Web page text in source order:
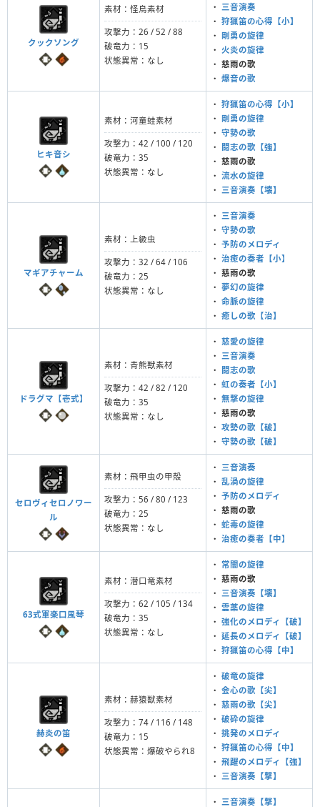
クックソング
素材：怪鳥素材
攻撃力：26 / 52 / 88
破竜力：15
状態異常：なし
・ 三音演奏
・ 狩猟笛の心得【小】
・ 剛勇の旋律
・ 火炎の旋律
・ 慈雨の歌
・ 爆音の歌
ヒキ音シ
素材：河童蛙素材
攻撃力：42 / 100 / 120
破竜力：35
状態異常：なし
・ 狩猟笛の心得【小】
・ 剛勇の旋律
・ 守勢の歌
・
闘志の歌【強】
・ 慈雨の歌
・ 流水の旋律
・ 三音演奏【壊】
マギアチャーム
素材：上級虫
攻撃力：32 / 64 / 106
破竜力：25
状態異常：なし
・ 三音演奏
・ 守勢の歌
・ 予防のメロディ
・ 治癒の奏者【小】
・ 慈雨の歌
・ 夢幻の旋律
・ 命脈の旋律
・ 癒しの歌【治】
ドラグマ【壱式】
素材：青熊獣素材
攻撃力：42 / 82 / 120
破竜力：35
状態異常：なし
・ 慈愛の旋律
・ 三音演奏
・
闘志の歌
・ 虹の奏者【小】
・ 無撃の旋律
・ 慈雨の歌
・ 攻勢の歌【破】
・ 守勢の歌【破】
セロヴィセロノワー
ル
素材：飛甲虫の甲殻
攻撃力：56 / 80 / 123
破竜力：25
状態異常：なし
・ 三音演奏
・ 乱渦の旋律
・ 予防のメロディ
・ 慈雨の歌
・ 蛇毒の旋律
・ 治癒の奏者【中】
63式軍楽口風琴
素材：潜口竜素材
攻撃力：62 / 105 / 134
破竜力：35
状態異常：なし
・ 常闇の旋律
・ 慈雨の歌
・ 三音演奏【壊】
・ 霊薬の旋律
・ 強化のメロディ【破】
・ 延長のメロディ【破】
・ 狩猟笛の心得【中】
赫炎の笛
素材：赫猿獣素材
攻撃力：74 / 116 / 148
破竜力：15
状態異常：爆破やられ8
・ 破竜の旋律
・ 会心の歌【尖】
・ 慈雨の歌【尖】
・ 破砕の旋律
・ 挑発のメロディ
・ 狩猟笛の心得【中】
・ 飛躍のメロディ【強】
・ 三音演奏【撃】
・ 三音演奏【撃】